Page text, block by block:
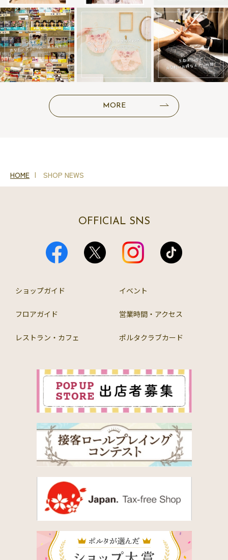
MORE
HOME SHOP NEWS
OFFICIAL SNS
ショップガイド イベント
フロアガイド 営業時間・アクセス
レストラン・カフェ ポルタクラブカード